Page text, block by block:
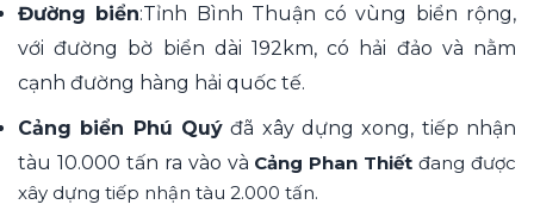
Đường biển:Tỉnh Bình Thuận có vùng biển rộng,
với đường bờ biển dài 192km, có hải đảo và nằm
cạnh đường hàng hải quốc tế.
Cảng biển Phú Quý đã xây dựng xong, tiếp nhận
tàu 10.000 tấn ra vào và Cảng Phan Thiết đang được
xây dựng tiếp nhận tàu 2.000 tấn.